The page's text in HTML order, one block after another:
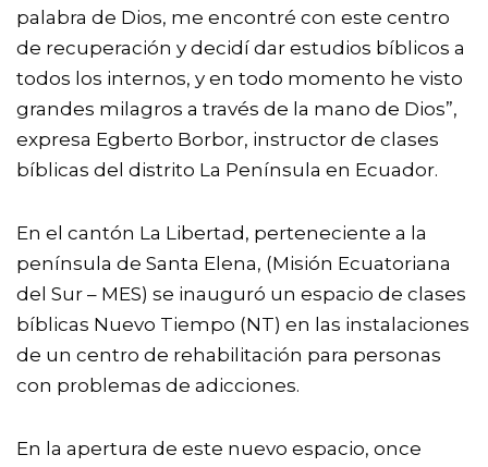
palabra de Dios, me encontré con este centro
de recuperación y decidí dar estudios bíblicos a
todos los internos, y en todo momento he visto
grandes milagros a través de la mano de Dios”,
expresa Egberto Borbor, instructor de clases
bíblicas del distrito La Península en Ecuador.
En el cantón La Libertad, perteneciente a la
península de Santa Elena, (Misión Ecuatoriana
del Sur – MES) se inauguró un espacio de clases
bíblicas Nuevo Tiempo (NT) en las instalaciones
de un centro de rehabilitación para personas
con problemas de adicciones.
En la apertura de este nuevo espacio, once